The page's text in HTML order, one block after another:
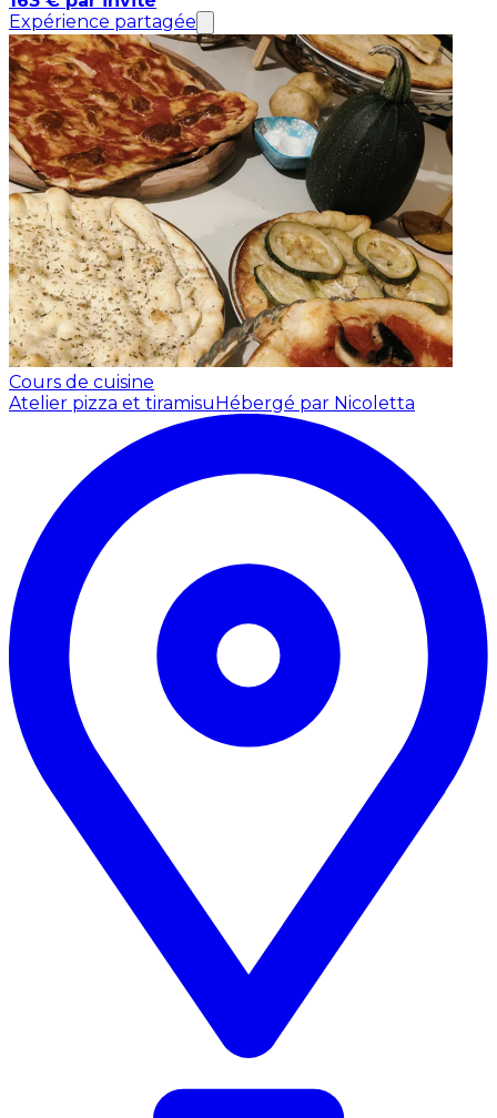
Expérience partagée
Cours de cuisine
Atelier pizza et tiramisuHébergé par Nicoletta